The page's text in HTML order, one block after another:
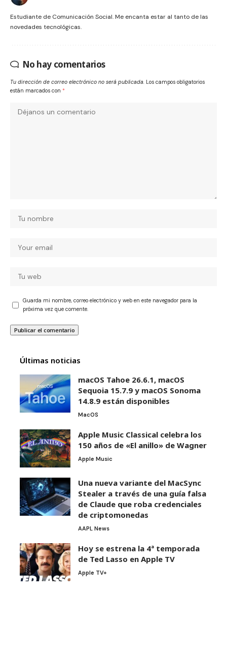
Estudiante de Comunicación Social. Me encanta estar al tanto de las
novedades tecnológicas.
No hay comentarios
Tu dirección de correo electrónico no será publicada. Los campos obligatorios
están marcados con *
Guarda mi nombre, correo electrónico y web en este navegador para la
próxima vez que comente.
Últimas noticias
macOS Tahoe 26.6.1, macOS
Sequoia 15.7.9 y macOS Sonoma
14.8.9 están disponibles
MacOS
Apple Music Classical celebra los
150 años de «El anillo» de Wagner
Apple Music
Una nueva variante del MacSync
Stealer a través de una guía falsa
de Claude que roba credenciales
de criptomonedas
AAPL News
Hoy se estrena la 4ª temporada
de Ted Lasso en Apple TV
Apple TV+